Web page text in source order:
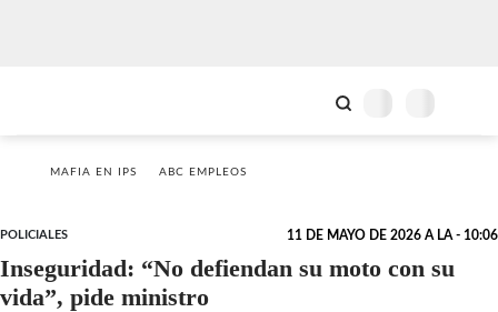
MAFIA EN IPS ABC EMPLEOS
POLICIALES 11 DE MAYO DE 2026 A LA - 10:06
Inseguridad: “No defiendan su moto con su
vida”, pide ministro